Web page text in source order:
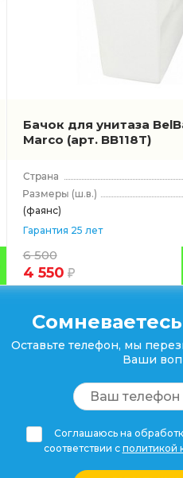
Бачок для унитаза
Marco (арт. BB118T)
(ш.в.)
(фаянс)
Гарантия 25 лет
6 500
4 550
Оставьте телефон, мы
Ваши
Соглашаюсь на
соответствии с политикой